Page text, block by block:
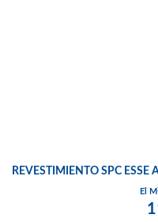
REVESTIMIENTO SPC
El M